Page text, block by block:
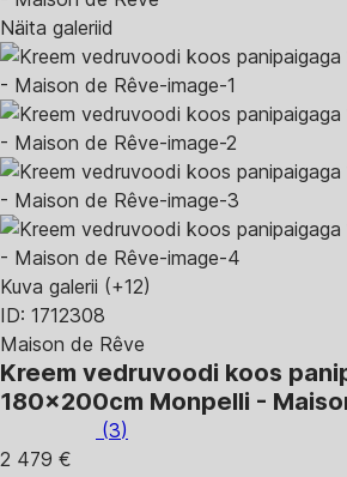
Näita galeriid
Kuva galerii (+12)
ID: 1712308
Maison de Rêve
Kreem vedruvoodi koos
180x200cm Monpelli -
(3)
2 479 €